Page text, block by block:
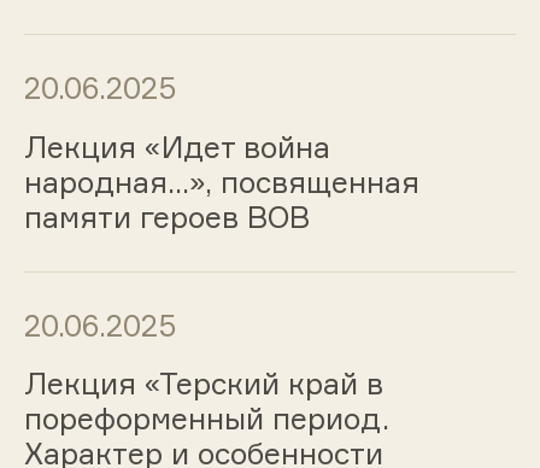
20.06.2025
Лекция «Идет война
народная…», посвященная
памяти героев ВОВ
20.06.2025
Лекция «Терский край в
пореформенный период.
Характер и особенности